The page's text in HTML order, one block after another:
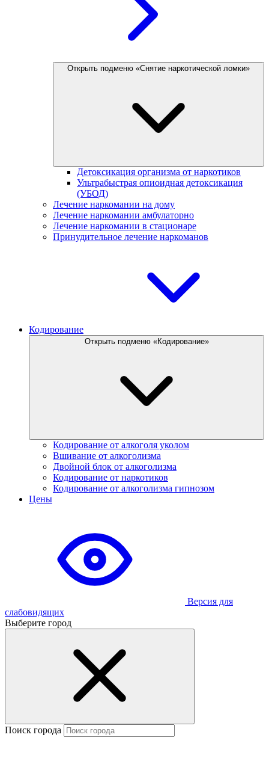
Открыть подменю «Снятие наркотической ломки»
Детоксикация организма от наркотиков
Ультрабыстрая опиоидная детоксикация
(УБОД)
Лечение наркомании на дому
Лечение наркомании амбулаторно
Лечение наркомании в стационаре
Принудительное лечение наркоманов
Кодирование
Открыть подменю «Кодирование»
Кодирование от алкоголя уколом
Вшивание от алкоголизма
Двойной блок от алкоголизма
Кодирование от наркотиков
Кодирование от алкоголизма гипнозом
Цены
Версия для
слабовидящих
Выберите город
Поиск города